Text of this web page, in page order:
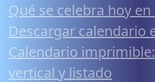
Qué se celebra hoy
Descargar calendario
Calendario
vertical y listado